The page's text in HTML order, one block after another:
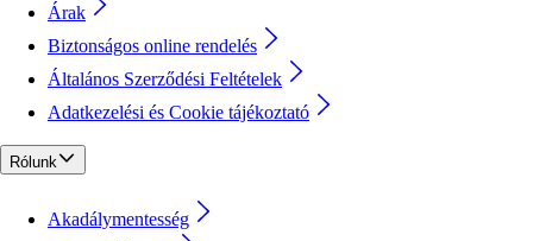
Árak
Biztonságos online rendelés
Általános Szerződési Feltételek
Adatkezelési és Cookie tájékoztató
Rólunk
Akadálymentesség